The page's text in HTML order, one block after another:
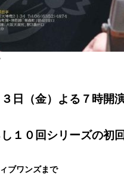
日（金）よる７時開
１０回シリーズの初
ブワンズまで